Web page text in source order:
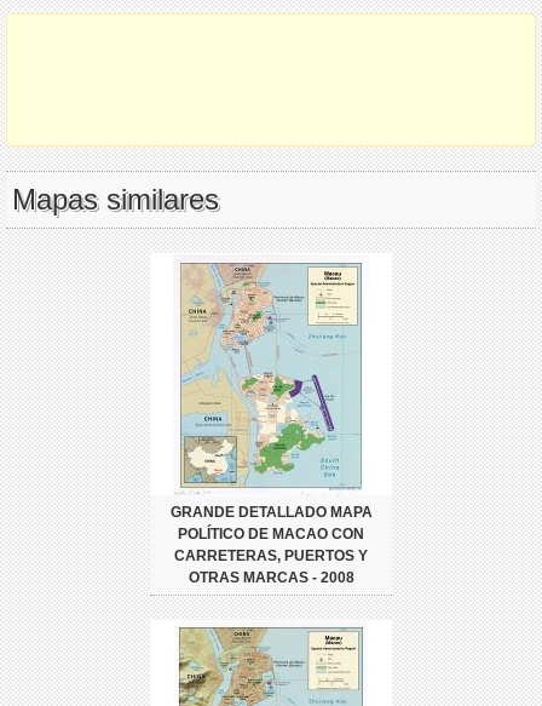
Mapas similares
GRANDE DETALLADO MAPA
POLÍTICO DE MACAO CON
CARRETERAS, PUERTOS Y
OTRAS MARCAS - 2008